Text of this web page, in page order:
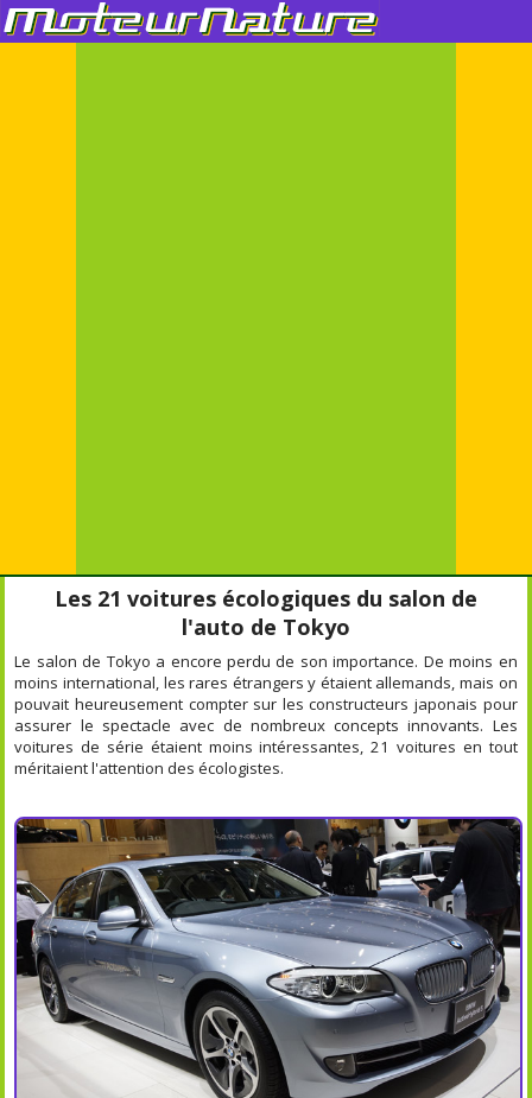
Les 21 voitures écologiques du salon de
l'auto de Tokyo
Le salon de Tokyo a encore perdu de son importance. De moins en
moins international, les rares étrangers y étaient allemands, mais on
pouvait heureusement compter sur les constructeurs japonais pour
assurer le spectacle avec de nombreux concepts innovants. Les
voitures de série étaient moins intéressantes, 21 voitures en tout
méritaient l'attention des écologistes.